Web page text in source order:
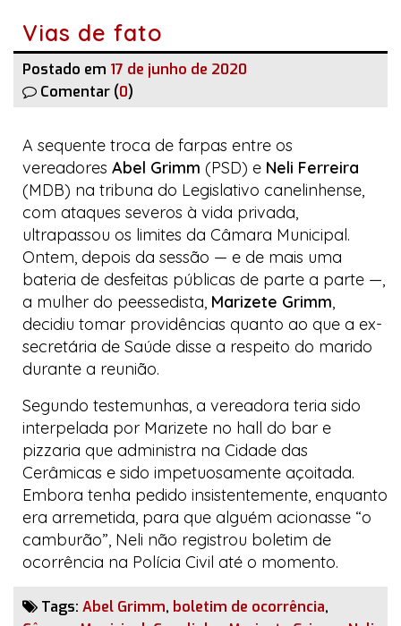
Vias de fato
Postado em 17 de junho de 2020
Comentar (0)
A sequente troca de farpas entre os
vereadores Abel Grimm (PSD) e Neli Ferreira
(MDB) na tribuna do Legislativo canelinhense,
com ataques severos à vida privada,
ultrapassou os limites da Câmara Municipal.
Ontem, depois da sessão — e de mais uma
bateria de desfeitas públicas de parte a parte —,
a mulher do peessedista, Marizete Grimm,
decidiu tomar providências quanto ao que a ex-
secretária de Saúde disse a respeito do marido
durante a reunião.
Segundo testemunhas, a vereadora teria sido
interpelada por Marizete no hall do bar e
pizzaria que administra na Cidade das
Cerâmicas e sido impetuosamente açoitada.
Embora tenha pedido insistentemente, enquanto
era arremetida, para que alguém acionasse “o
camburão”, Neli não registrou boletim de
ocorrência na Polícia Civil até o momento.
Tags: Abel Grimm, boletim de ocorrência,